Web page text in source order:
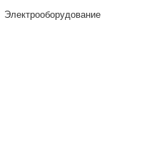
Электрооборудование